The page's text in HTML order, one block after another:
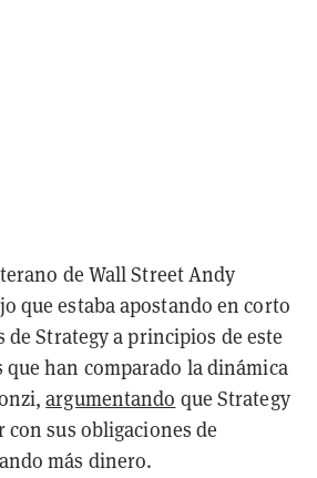
de Wall Street Andy
que estaba apostando en corto
de Strategy a principios de este
han comparado la dinámica
argumentando que Strategy
sus obligaciones de
más dinero.